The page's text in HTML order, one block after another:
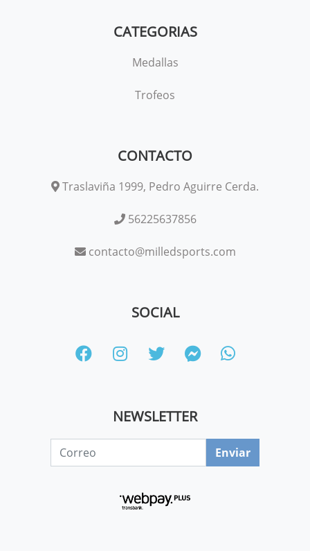
CATEGORIAS
Medallas
Trofeos
CONTACTO
Traslaviña 1999, Pedro Aguirre Cerda.
56225637856
contacto@milledsports.com
SOCIAL
NEWSLETTER
Enviar